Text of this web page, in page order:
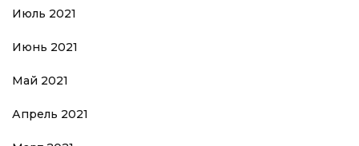
Июль 2021
Июнь 2021
Май 2021
Апрель 2021